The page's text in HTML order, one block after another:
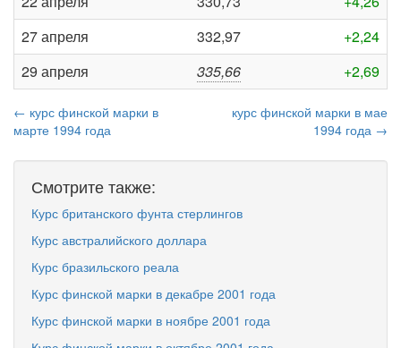
27 апреля
332,97
+2,24
29 апреля
335,66 +2,69
← курс финской марки в
марте 1994 года
курс финской марки в мае
1994 года →
Смотрите также:
Курс британского фунта стерлингов
Курс австралийского доллара
Курс бразильского реала
Курс финской марки в декабре 2001 года
Курс финской марки в ноябре 2001 года